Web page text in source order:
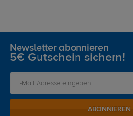
Newsletter abonnieren
5€ Gutschein sichern!
ABONNIEREN